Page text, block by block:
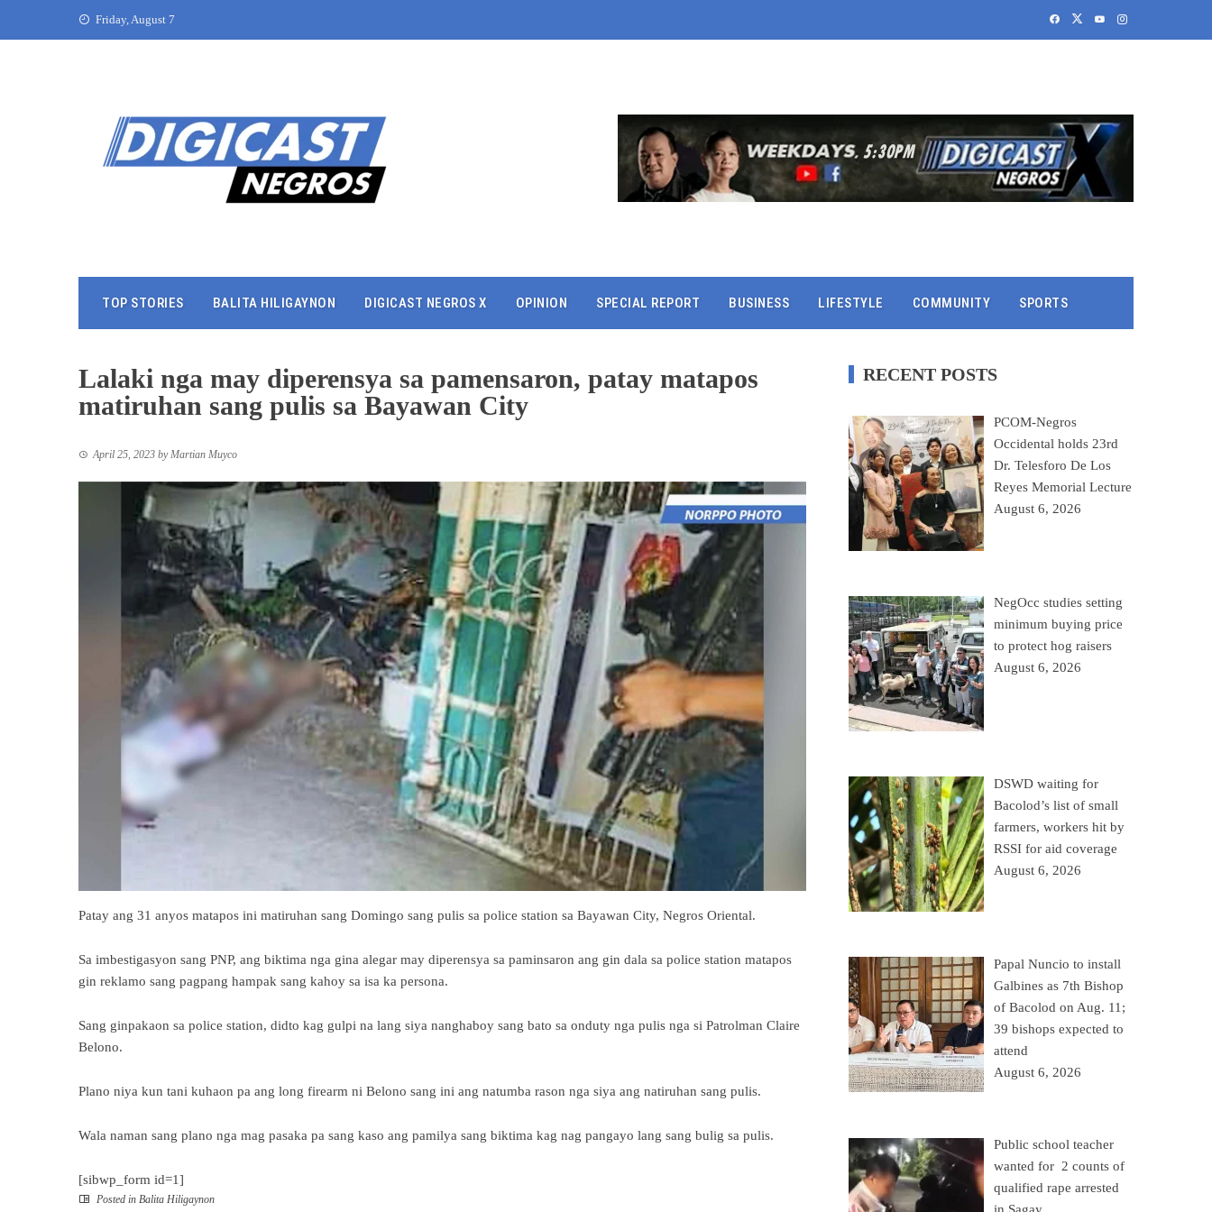
Friday, August 7
TOP STORIES BALITA HILIGAYNON DIGICAST NEGROS X OPINION SPECIAL REPORT BUSINESS LIFESTYLE COMMUNITY SPORTS
Lalaki nga may diperensya sa pamensaron, patay matapos
matiruhan sang pulis sa Bayawan City
April 25, 2023 byMartian Muyco
Patay ang 31 anyos matapos ini matiruhan sang Domingo sang pulis sa police station sa Bayawan City, Negros Oriental.
Sa imbestigasyon sang PNP, ang biktima nga gina alegar may diperensya sa paminsaron ang gin dala sa police station matapos
gin reklamo sang pagpang hampak sang kahoy sa isa ka persona.
Sang ginpakaon sa police station, didto kag gulpi na lang siya nanghaboy sang bato sa onduty nga pulis nga si Patrolman Claire
Belono.
Plano niya kun tani kuhaon pa ang long firearm ni Belono sang ini ang natumba rason nga siya ang natiruhan sang pulis.
Wala naman sang plano nga mag pasaka pa sang kaso ang pamilya sang biktima kag nag pangayo lang sang bulig sa pulis.
[sibwp_form id=1]
Posted in Balita Hiligaynon
RECENT POSTS
PCOM-Negros
Occidental holds 23rd
Dr. Telesforo De Los
Reyes Memorial Lecture
August 6, 2026
NegOcc studies setting
minimum buying price
to protect hog raisers
August 6, 2026
DSWD waiting for
Bacolod’s list of small
farmers, workers hit by
RSSI for aid coverage
August 6, 2026
Papal Nuncio to install
Galbines as 7th Bishop
of Bacolod on Aug. 11;
39 bishops expected to
attend
August 6, 2026
Public school teacher
wanted for 2 counts of
qualified rape arrested